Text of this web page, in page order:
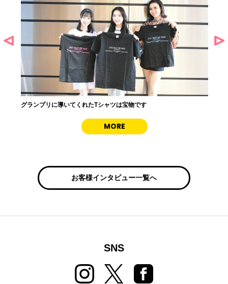
グランプリに導いてくれたTシャツは宝物です
MORE
お客様インタビュー一覧へ
SNS